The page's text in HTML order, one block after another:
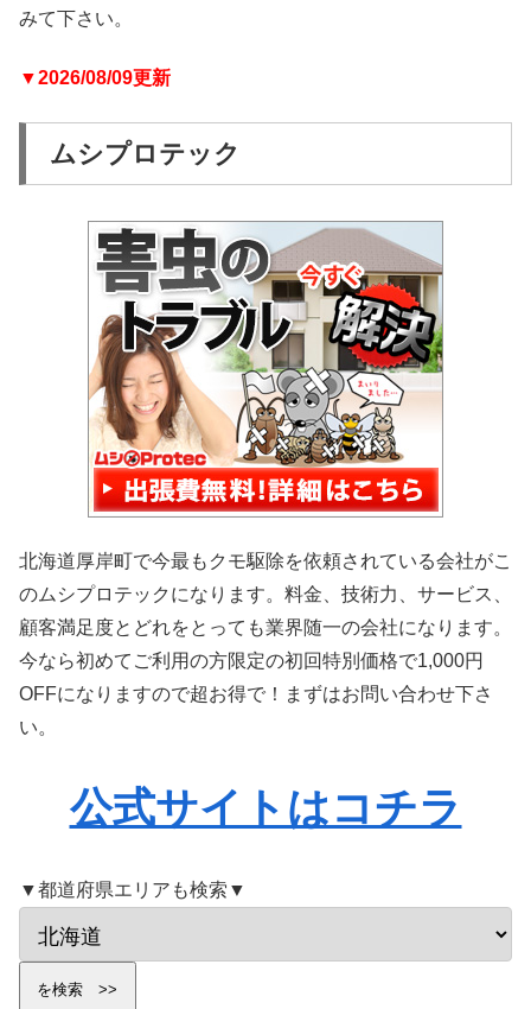
みて下さい。
▼2026/08/09更新
ムシプロテック
北海道厚岸町で今最もクモ駆除を依頼されている会社がこ
のムシプロテックになります。料金、技術力、サービス、
顧客満足度とどれをとっても業界随一の会社になります。
今なら初めてご利用の方限定の初回特別価格で1,000円
OFFになりますので超お得で！まずはお問い合わせ下さ
い。
公式サイトはコチラ
▼都道府県エリアも検索▼